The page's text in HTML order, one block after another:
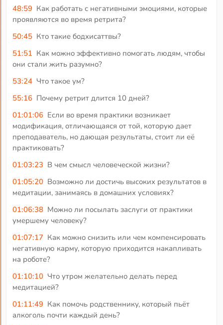
48:59 Как работать с негативными эмоциями, которые
проявляются во время ретрита?
50:45 Кто такие бодхисаттвы?
51:51 Как можно эффективно помогать людям, чтобы
они стали жить разумно?
53:24 Что такое ум?
55:16 Почему ретрит длится 10 дней?
01:01:06 Если во время практики возникает
модификация, отличающаяся от той, которую дает
преподаватель, но дающая результаты, стоит ли её
практиковать?
01:03:23 В чем смысл человеческой жизни?
01:05:20 Возможно ли достичь высоких результатов в
медитации, занимаясь в домашних условиях?
01:06:38 Можно ли посылать заслуги от практики
умершему человеку?
01:07:17 Как можно снизить или чем компенсировать
негативную карму, которую приходится накапливать
на роботе?
01:10:10 Что утром желательно делать перед
медитацией?
01:11:49 Как помочь родственнику, который пьёт
алкоголь почти каждый день?